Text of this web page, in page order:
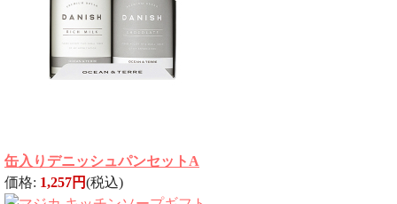
缶入りデニッシュパンセットA
価格: 1,257円(税込)